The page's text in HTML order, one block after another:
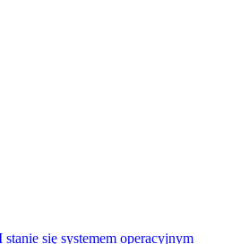
się systemem operacyjnym